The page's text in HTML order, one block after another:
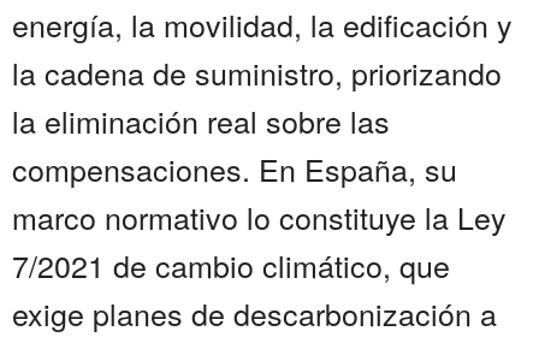
energía, la movilidad, la edificación y
la cadena de suministro, priorizando
la eliminación real sobre las
compensaciones. En España, su
marco normativo lo constituye la Ley
7/2021 de cambio climático, que
exige planes de descarbonización a